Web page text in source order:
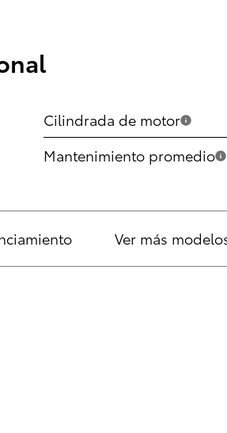
Cilindrada de motor
Mantenimiento promedio
Ver más